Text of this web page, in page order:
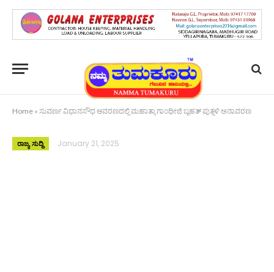
Home » ಸುವರ್ಣ ವಿಧಾನಸೌಧ ಆವರಣದಲ್ಲಿ ಮಹಾತ್ಮಾ ಗಾಂಧೀಜಿ ಬೃಹತ್ ಪುತ್ಥಳಿ ಅನಾವರಣ
ರಾಜ್ಯ ಸುದ್ದಿ January 21, 2025